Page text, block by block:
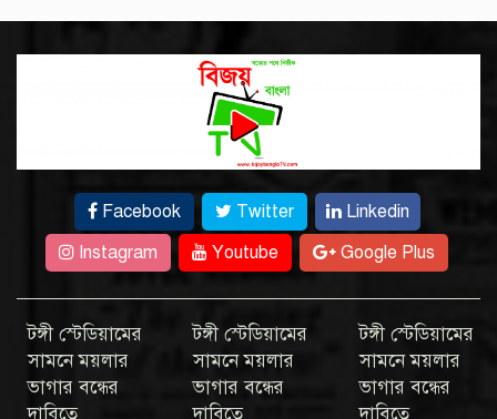
Facebook Twitter
Linkedin
Instagram
Youtube Google Plus
টঙ্গী স্টেডিয়ামের
সামনে ময়লার
ভাগার বন্ধের
দাবিতে
টঙ্গী স্টেডিয়ামের
সামনে ময়লার
ভাগার বন্ধের
দাবিতে
টঙ্গী স্টেডিয়ামের
সামনে ময়লার
ভাগার বন্ধের
দাবিতে